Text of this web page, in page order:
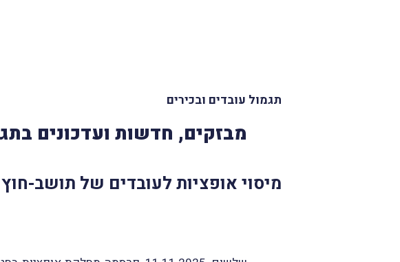
תגמול עובדים ובכירים
מבזקים, חדשות ועדכונים
מיסוי אופציות לעובדים של תושב-